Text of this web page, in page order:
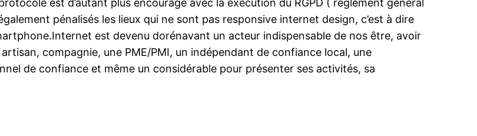
est d’autant plus encouragé avec la exécution du RGPD ( règlement général
pénalisés les lieux qui ne sont pas responsive internet design, c’est à dire
est devenu dorénavant un acteur indispensable de nos être, avoir
compagnie, une PME/PMI, un indépendant de confiance local, une
de confiance et même un considérable pour présenter ses activités, sa